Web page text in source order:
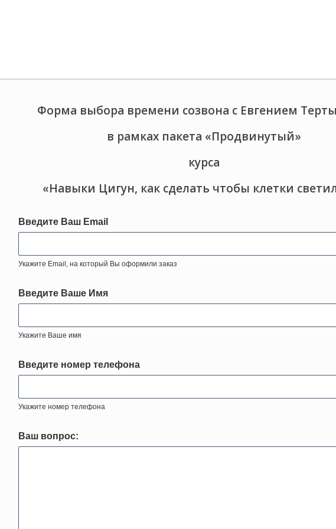
Форма выбора времени созвона с Евгением
в рамках пакета «Продвинутый»
курса
«Навыки Цигун, как сделать чтобы клетки
Введите Ваш Email
Укажите Email, на который Вы оформили заказ
Введите Ваше Имя
Укажите Ваше имя
Введите номер телефона
Укажите номер телефона
Ваш вопрос: